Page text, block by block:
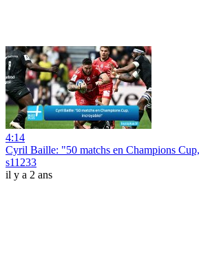
4:14
Cyril Baille: "50 matchs en Champions
s11233
il y a 2 ans